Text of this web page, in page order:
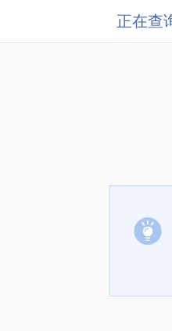
正在查